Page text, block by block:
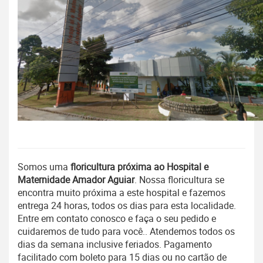
Somos uma floricultura próxima ao Hospital e
Maternidade Amador Aguiar. Nossa floricultura se
encontra muito próxima a este hospital e fazemos
entrega 24 horas, todos os dias para esta localidade.
Entre em contato conosco e faça o seu pedido e
cuidaremos de tudo para você.. Atendemos todos os
dias da semana inclusive feriados. Pagamento
facilitadocom boleto para 15 dias ou no cartão de